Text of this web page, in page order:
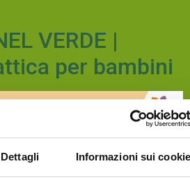
Dettagli Informazioni sui cookie
VERDE |
per bambini